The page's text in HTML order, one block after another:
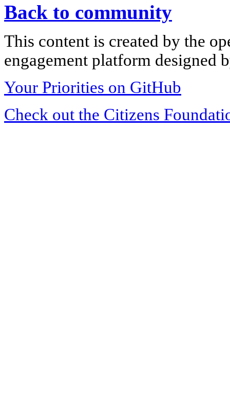
Back to community
This content is created by the
engagement platform designed
Your Priorities on GitHub
Check out the Citizens